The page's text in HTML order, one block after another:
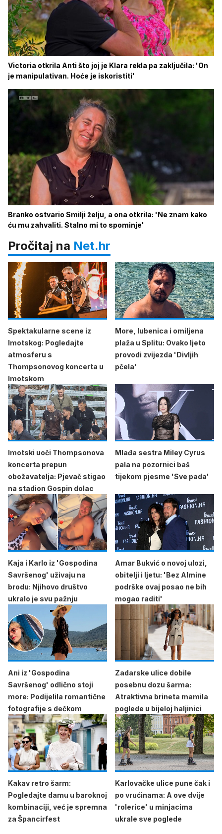
Victoria otkrila Anti što joj je Klara rekla pa zaključila: 'On
je manipulativan. Hoće je iskoristiti'
Branko ostvario Smilji želju, a ona otkrila: 'Ne znam kako
ću mu zahvaliti. Stalno mi to spominje'
Pročitaj na Net.hr
Spektakularne scene iz
Imotskog: Pogledajte
atmosferu s
Thompsonovog koncerta u
Imotskom
More, lubenica i omiljena
plaža u Splitu: Ovako ljeto
provodi zvijezda 'Divljih
pčela'
Imotski uoči Thompsonova
koncerta prepun
obožavatelja: Pjevač stigao
na stadion Gospin dolac
Mlađa sestra Miley Cyrus
pala na pozornici baš
tijekom pjesme 'Sve pada'
Kaja i Karlo iz 'Gospodina
Savršenog' uživaju na
brodu: Njihovo društvo
ukralo je svu pažnju
Amar Bukvić o novoj ulozi,
obitelji i ljetu: 'Bez Almine
podrške ovaj posao ne bih
mogao raditi'
Ani iz 'Gospodina
Savršenog' odlično stoji
more: Podijelila romantične
fotografije s dečkom
Zadarske ulice dobile
posebnu dozu šarma:
Atraktivna brineta mamila
poglede u bijeloj haljinici
Kakav retro šarm:
Pogledajte damu u baroknoj
kombinaciji, već je spremna
za Špancirfest
Karlovačke ulice pune čak i
po vrućinama: A ove dvije
'rolerice' u minjacima
ukrale sve poglede